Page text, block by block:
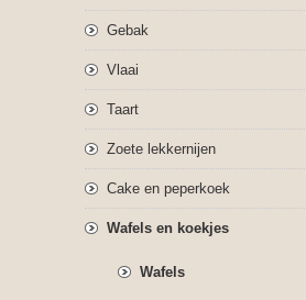
Gebak
Vlaai
Taart
Zoete lekkernijen
Cake en peperkoek
Wafels en koekjes
Wafels